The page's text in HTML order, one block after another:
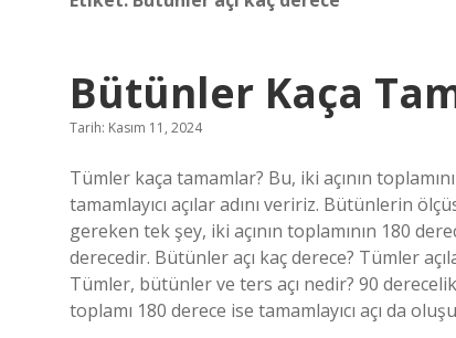
Bütünler Kaça
Tarih: Kasım 11, 2024
Tümler kaça tamamlar? Bu, iki açının
tamamlayıcı açılar adını veririz. Bütünlerin
gereken tek şey, iki açının toplamının 180
derecedir. Bütünler açı kaç derece? Tümler
Tümler, bütünler ve ters açı nedir? 90 derecelik
toplamı 180 derece ise tamamlayıcı açı da